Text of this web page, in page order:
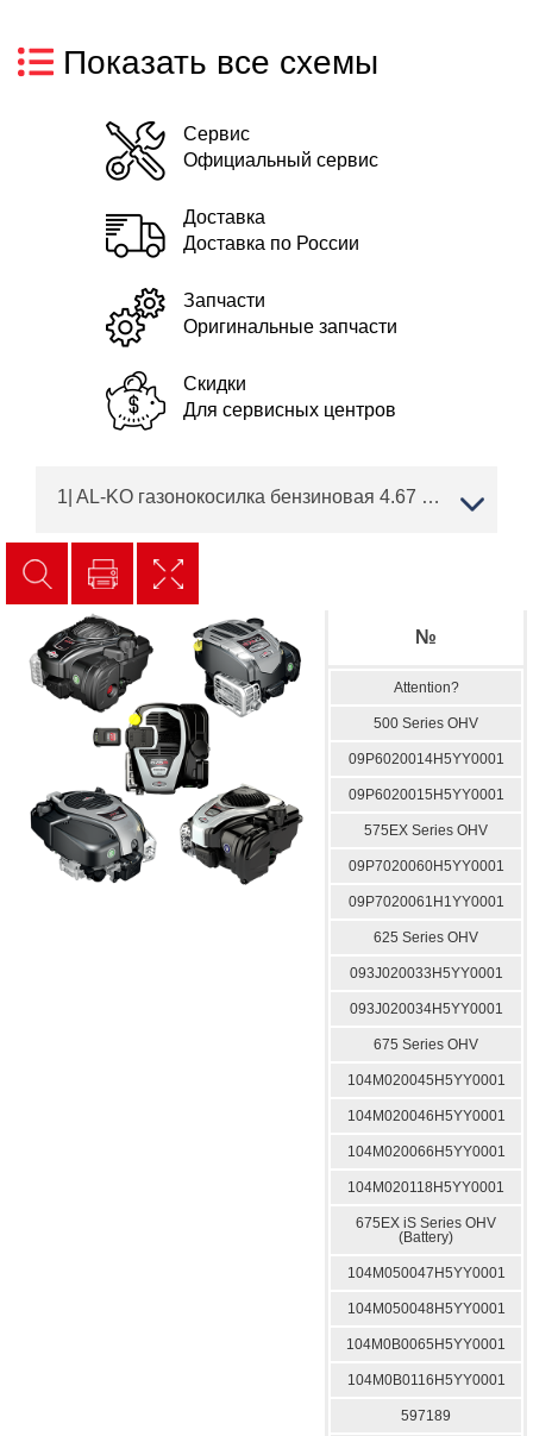
Показать все схемы
Сервис
Официальный сервис
Доставка
Доставка по России
Запчасти
Оригинальные запчасти
Скидки
Для сервисных центров
1| AL-KO газонокосилка бензиновая 4.67 P-B BIO edition Артикул: 119794 | Сервисные двигатели BRIGGS & STRATTON
№
Attention?
500 Series OHV
09P6020014H5YY0001
09P6020015H5YY0001
575EX Series OHV
09P7020060H5YY0001
09P7020061H1YY0001
625 Series OHV
093J020033H5YY0001
093J020034H5YY0001
675 Series OHV
104M020045H5YY0001
104M020046H5YY0001
104M020066H5YY0001
104M020118H5YY0001
675EX iS Series OHV
(Battery)
104M050047H5YY0001
104M050048H5YY0001
104M0B0065H5YY0001
104M0B0116H5YY0001
597189